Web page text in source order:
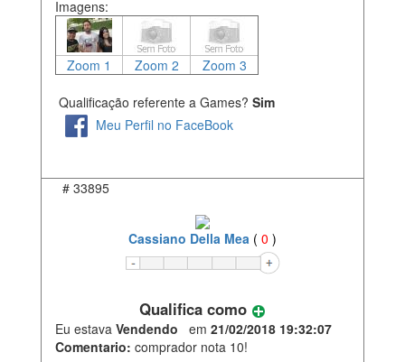
Imagens:
Zoom 1 Zoom 2 Zoom 3
Qualificação referente a Games? Sim
Meu Perfil no FaceBook
# 33895
Cassiano Della Mea ( 0 )
Qualifica como
Eu estava Vendendo em 21/02/2018 19:32:07
Comentario: comprador nota 10!